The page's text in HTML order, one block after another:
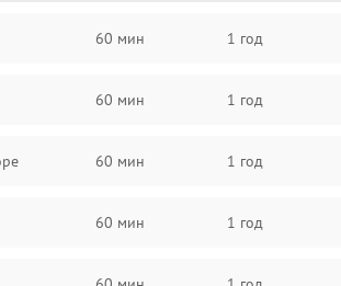
60 мин 1 год
60 мин 1 год
60 мин 1 год
60 мин 1 год